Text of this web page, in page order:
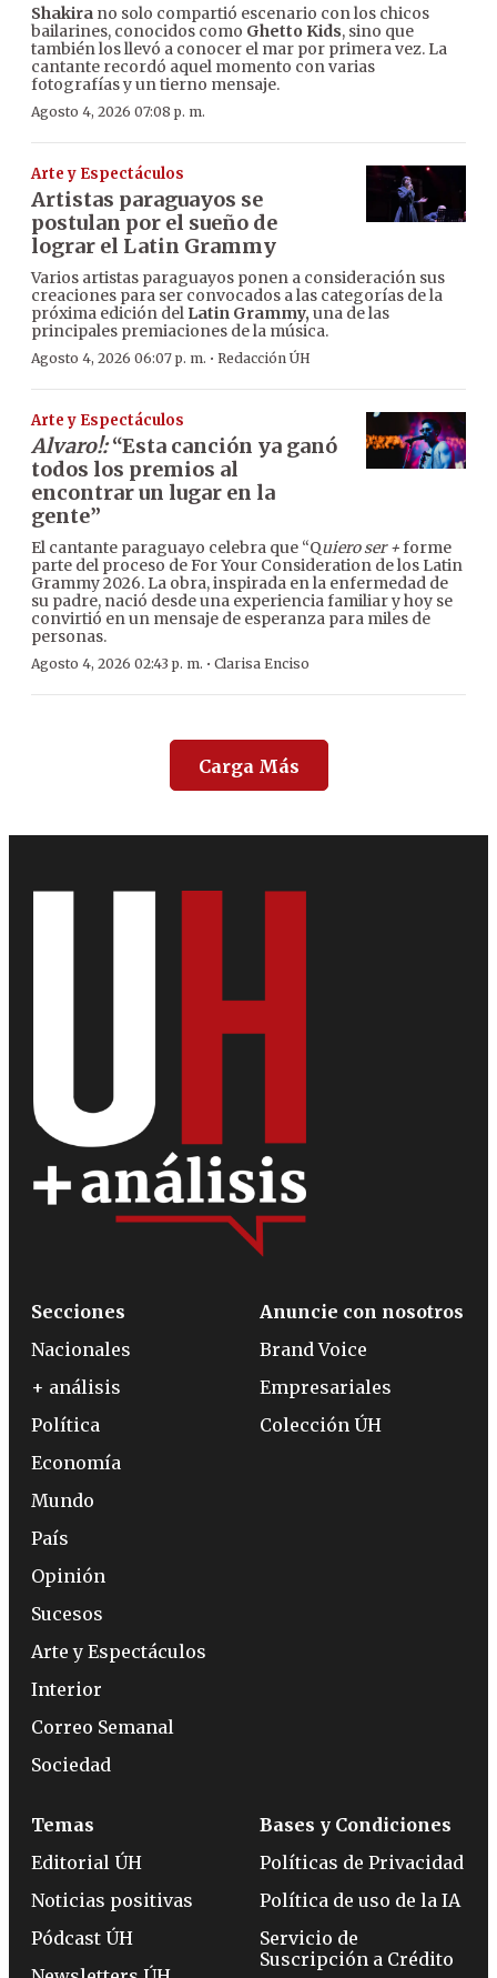
Shakira no solo compartió escenario con los chicos
bailarines, conocidos como Ghetto Kids, sino que
también los llevó a conocer el mar por primera vez. La
cantante recordó aquel momento con varias
fotografías y un tierno mensaje.
Agosto 4, 2026 07:08 p. m.
Arte y Espectáculos
Artistas paraguayos se
postulan por el sueño de
lograr el Latin Grammy
Varios artistas paraguayos ponen a consideración sus
creaciones para ser convocados a las categorías de la
próxima edición del Latin Grammy, una de las
principales premiaciones de la música.
Agosto 4, 2026 06:07 p. m. · Redacción ÚH
Arte y Espectáculos
Alvaro!:“Esta canción ya ganó
todos los premios al
encontrar un lugar en la
gente”
El cantante paraguayo celebra que “Quiero ser +forme
parte del proceso de For Your Consideration de los Latin
Grammy 2026. La obra, inspirada en la enfermedad de
su padre, nació desde una experiencia familiar y hoy se
convirtió en un mensaje de esperanza para miles de
personas.
Agosto 4, 2026 02:43 p. m. · Clarisa Enciso
Carga Más
Secciones
Nacionales
+ análisis
Política
Economía
Mundo
País
Opinión
Sucesos
Arte y Espectáculos
Interior
Correo Semanal
Sociedad
Anuncie con nosotros
Brand Voice
Empresariales
Colección ÚH
Temas
Editorial ÚH
Noticias positivas
Pódcast ÚH
Bases y Condiciones
Políticas de Privacidad
Política de uso de la IA
Servicio de
Suscripción a Crédito